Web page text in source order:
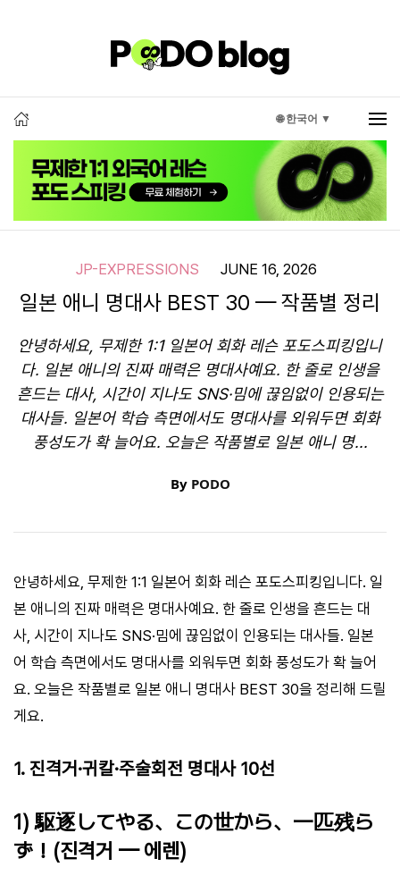
🌐 한국어 ▼
JP-EXPRESSIONS JUNE 16, 2026
일본 애니 명대사 BEST 30 — 작품별 정리
안녕하세요, 무제한 1:1 일본어 회화 레슨 포도스피킹입니
다. 일본 애니의 진짜 매력은 명대사예요. 한 줄로 인생을
흔드는 대사, 시간이 지나도 SNS·밈에 끊임없이 인용되는
대사들. 일본어 학습 측면에서도 명대사를 외워두면 회화
풍성도가 확 늘어요. 오늘은 작품별로 일본 애니 명...
By PODO
안녕하세요, 무제한 1:1 일본어 회화 레슨 포도스피킹입니다. 일
본 애니의 진짜 매력은 명대사예요. 한 줄로 인생을 흔드는 대
사, 시간이 지나도 SNS·밈에 끊임없이 인용되는 대사들. 일본
어 학습 측면에서도 명대사를 외워두면 회화 풍성도가 확 늘어
요. 오늘은 작품별로 일본 애니 명대사 BEST 30을 정리해 드릴
게요.
1. 진격거·귀칼·주술회전 명대사 10선
1) 駆逐してやる、この世から、一匹残ら
ず！(진격거 — 에렌)